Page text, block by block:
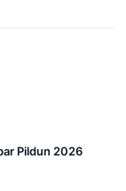
Pildun 2026